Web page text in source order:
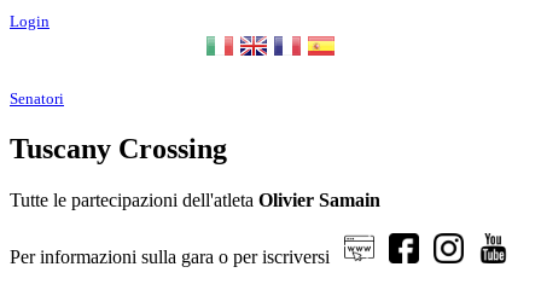
Login
Senatori
Tuscany Crossing
Tutte le partecipazioni dell'atleta Olivier Samain
Per informazioni sulla gara o per iscriversi